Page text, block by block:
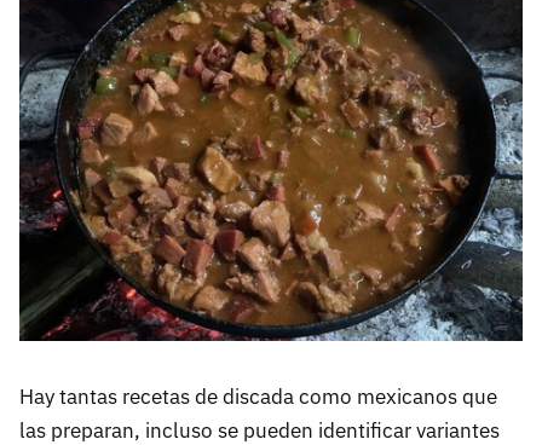
Hay tantas recetas de discada como mexicanos que
las preparan, incluso se pueden identificar variantes